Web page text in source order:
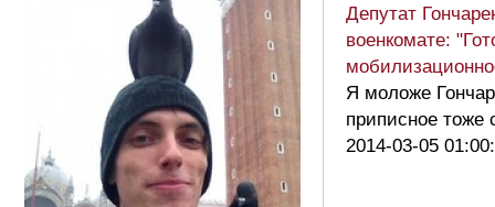
Депутат
военкомате:
Я моложе
приписное
2014-03-05